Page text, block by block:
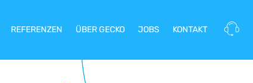
REFERENZEN ÜBER GECKO JOBS KONTAKT